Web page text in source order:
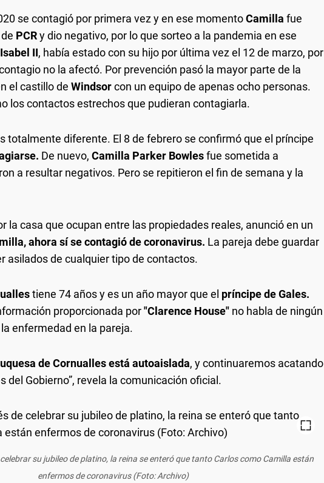
se contagió por primera vez y en ese momentoCamilla fue
PCRy dio negativo, por lo que sorteo a la pandemia en ese
Isabel II, había estado con su hijo por última vez el 12 de marzo, por
no la afectó. Por prevención pasó la mayor parte de la
el castillo de Windsorcon un equipo de apenas ocho personas.
los contactos estrechos que pudieran contagiarla.
totalmente diferente. El 8 de febrero se confirmó que el príncipe
De nuevo, Camilla Parker Bowlesfue sometida a
a resultar negativos. Pero se repitieron el fin de semana y la
la casa que ocupan entre las propiedades reales, anunció en un
ahora sí se contagió de coronavirus. La pareja debe guardar
asilados de cualquier tipo de contactos.
tiene 74 años y es un año mayor que el príncipe de Gales.
proporcionada por"Clarence House" no habla de ningún
enfermedad en la pareja.
de Cornualles está autoaislada, y continuaremos acatando
del Gobierno”, revela la comunicación oficial.
su jubileo de platino, la reina se enteró que tanto Carlos como Camilla están
enfermos de coronavirus (Foto: Archivo)